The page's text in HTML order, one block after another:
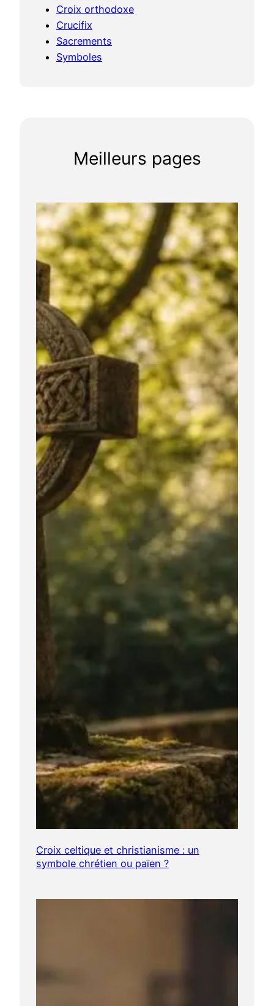
Croix orthodoxe
Crucifix
Sacrements
Symboles
Meilleurs pages
Croix celtique et christianisme : un
symbole chrétien ou païen ?